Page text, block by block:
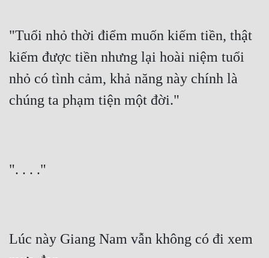
"Tuổi nhỏ thời điểm muốn kiếm tiền, thật
kiếm được tiền nhưng lại hoài niệm tuổi
nhỏ có tình cảm, khả năng này chính là
chúng ta phạm tiện một đời."
". . . ."
Lúc này Giang Nam vẫn không có đi xem